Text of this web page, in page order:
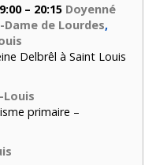
– 20:15 Doyenné
de Lourdes,
Delbrêl à Saint Louis
Louis
primaire –